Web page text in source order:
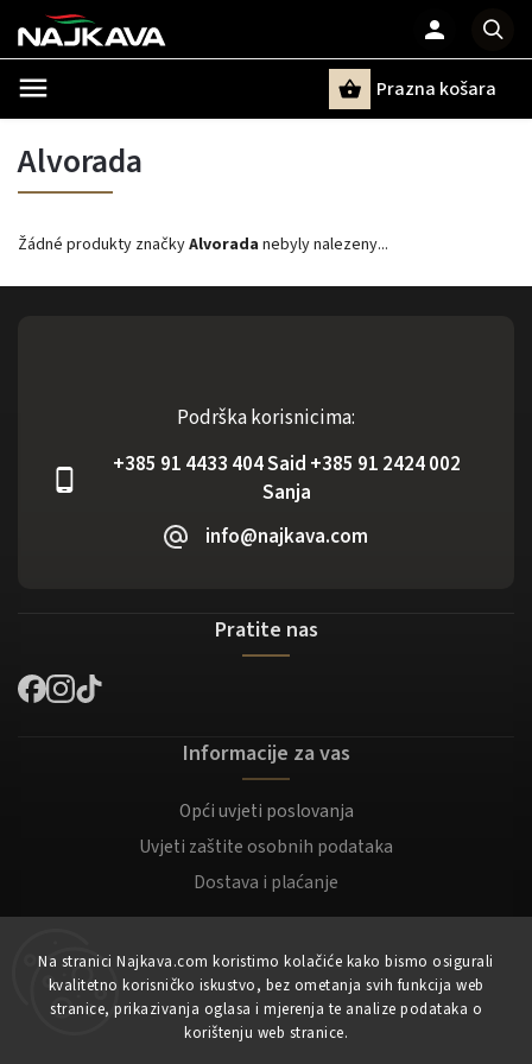
Na stranici Najkava.com koristimo kolačiće kako bismo osigurali
kvalitetno korisničko iskustvo, bez ometanja svih funkcija web
stranice, prikazivanja oglasa i mjerenja te analize podataka o
korištenju web stranice.
Prazna košara
Alvorada
Žádné produkty značkyAlvorada nebyly nalezeny...
Podrška korisnicima:
+385 91 4433 404 Said +385 91 2424 002
Sanja
info@najkava.com
Pratite nas
Informacije za vas
Opći uvjeti poslovanja
Uvjeti zaštite osobnih podataka
Dostava i plaćanje
Moj račun
Registracija